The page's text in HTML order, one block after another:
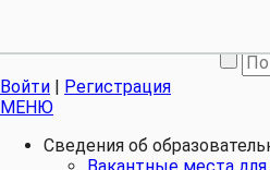
Войти | Регистрация
МЕНЮ
Сведения об